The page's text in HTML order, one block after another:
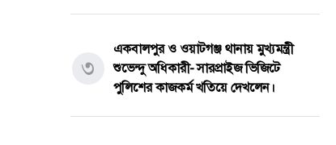
৩
একবালপুর ও ওয়াটগঞ্জ থানায় মুখ্যমন্ত্রী
শুভেন্দু অধিকারী- সারপ্রাইজ ভিজিটে
পুলিশের কাজকর্ম খতিয়ে দেখলেন।